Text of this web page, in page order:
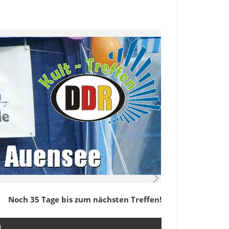
Noch 35 Tage bis zum nächsten Treffen!